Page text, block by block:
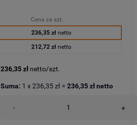
Cena za szt.
236,35 złnetto
212,72 złnetto
236,35 zł netto/szt.
- +
Suma: 1 x236,35 zł = 236,35 złnetto